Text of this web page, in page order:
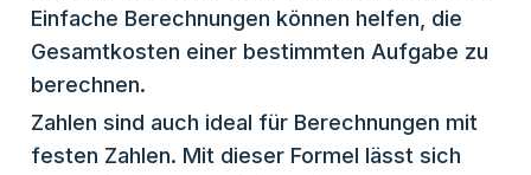
Einfache Berechnungen können helfen, die
Gesamtkosten einer bestimmten Aufgabe zu
berechnen.
Zahlen sind auch ideal für Berechnungen mit
festen Zahlen. Mit dieser Formel lässt sich